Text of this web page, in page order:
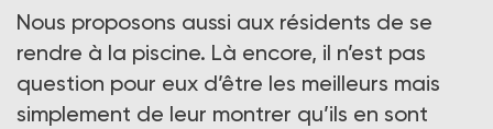
Nous proposons aussi aux résidents de se
rendre à la piscine. Là encore, il n’est pas
question pour eux d’être les meilleurs mais
simplement de leur montrer qu’ils en sont